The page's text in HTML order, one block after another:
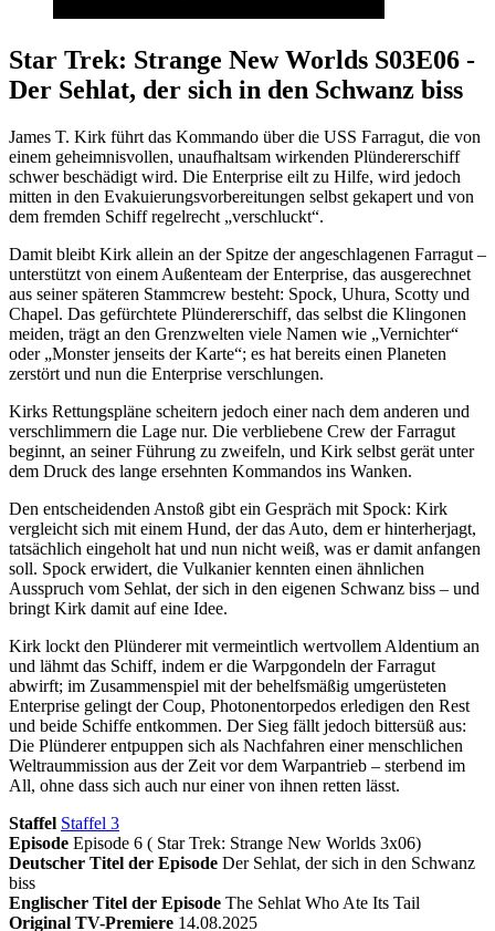
Star Trek: Strange New Worlds S03E06 -
Der Sehlat, der sich in den Schwanz biss
James T. Kirk führt das Kommando über die USS Farragut, die von
einem geheimnisvollen, unaufhaltsam wirkenden Plündererschiff
schwer beschädigt wird. Die Enterprise eilt zu Hilfe, wird jedoch
mitten in den Evakuierungsvorbereitungen selbst gekapert und von
dem fremden Schiff regelrecht „verschluckt“.
Damit bleibt Kirk allein an der Spitze der angeschlagenen Farragut –
unterstützt von einem Außenteam der Enterprise, das ausgerechnet
aus seiner späteren Stammcrew besteht: Spock, Uhura, Scotty und
Chapel. Das gefürchtete Plündererschiff, das selbst die Klingonen
meiden, trägt an den Grenzwelten viele Namen wie „Vernichter“
oder „Monster jenseits der Karte“; es hat bereits einen Planeten
zerstört und nun die Enterprise verschlungen.
Kirks Rettungspläne scheitern jedoch einer nach dem anderen und
verschlimmern die Lage nur. Die verbliebene Crew der Farragut
beginnt, an seiner Führung zu zweifeln, und Kirk selbst gerät unter
dem Druck des lange ersehnten Kommandos ins Wanken.
Den entscheidenden Anstoß gibt ein Gespräch mit Spock: Kirk
vergleicht sich mit einem Hund, der das Auto, dem er hinterherjagt,
tatsächlich eingeholt hat und nun nicht weiß, was er damit anfangen
soll. Spock erwidert, die Vulkanier kennten einen ähnlichen
Ausspruch vom Sehlat, der sich in den eigenen Schwanz biss – und
bringt Kirk damit auf eine Idee.
Kirk lockt den Plünderer mit vermeintlich wertvollem Aldentium an
und lähmt das Schiff, indem er die Warpgondeln der Farragut
abwirft; im Zusammenspiel mit der behelfsmäßig umgerüsteten
Enterprise gelingt der Coup, Photonentorpedos erledigen den Rest
und beide Schiffe entkommen. Der Sieg fällt jedoch bittersüß aus:
Die Plünderer entpuppen sich als Nachfahren einer menschlichen
Weltraummission aus der Zeit vor dem Warpantrieb – sterbend im
All, ohne dass sich auch nur einer von ihnen retten lässt.
Staffel Staffel 3
Episode Episode 6 ( Star Trek: Strange New Worlds 3x06)
Deutscher Titel der Episode Der Sehlat, der sich in den Schwanz
biss
Englischer Titel der Episode The Sehlat Who Ate Its Tail
Original TV-Premiere 14.08.2025